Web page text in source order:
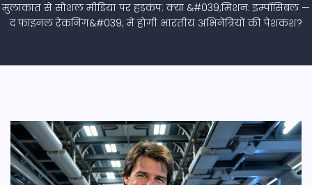
मुलाकात से सोशल मीडिया पर हड़कंप: क्या &#039;मिशन: इम्पॉसिबल —
द फाइनल रेकनिंग&#039; में होगी भारतीय अभिनेत्रियों की पेशकश?